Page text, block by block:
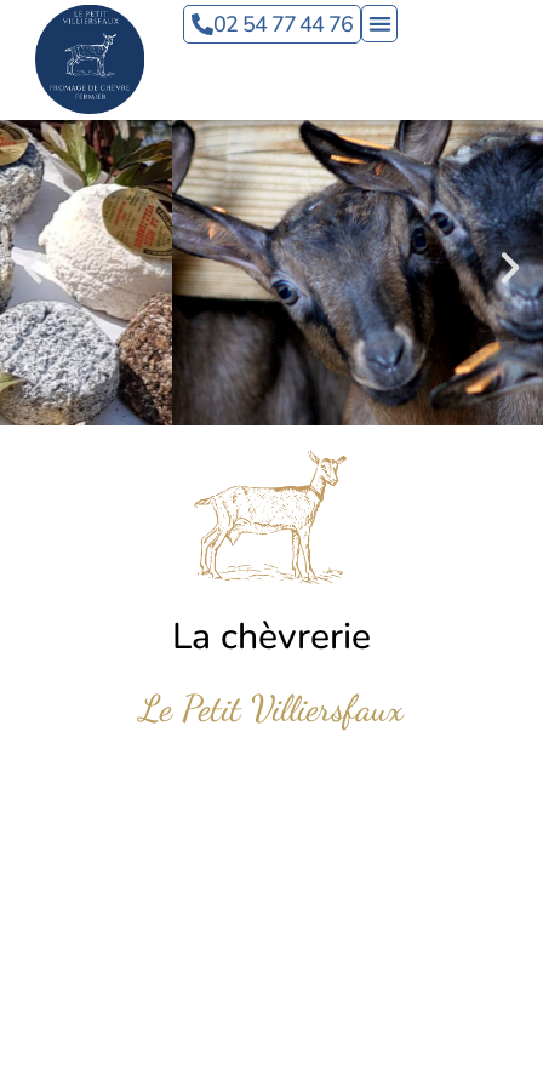
02 54 77 44 76
Accueil
VISITE LIBRE ET VISITE GUIDÉE
Découvrez les métiers de la ferme,
nos chèvres et nos fromages
La chèvrerie
Le Petit Villiersfaux
Panneau de gestion des cookies